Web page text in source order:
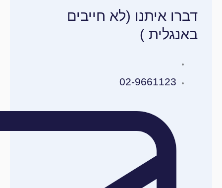
דברו איתנו (לא חייבים
באנגלית )
02-9661123